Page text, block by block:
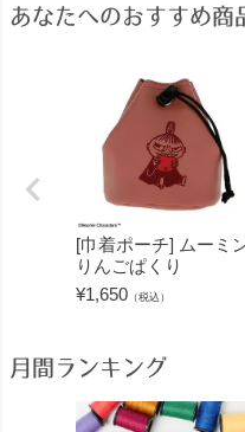
あなたへのおすすめ商
[巾着ポーチ] ムーミ
りんごぱくり
¥1,650 （税込）
月間ランキング